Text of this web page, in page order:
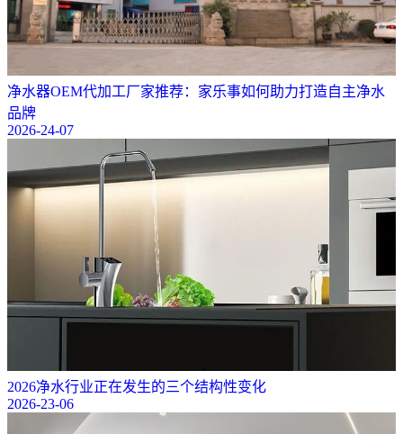
净水器OEM代加工厂家推荐：家乐事如何助力打造自主净水
品牌
2026-24-07
2026净水行业正在发生的三个结构性变化
2026-23-06